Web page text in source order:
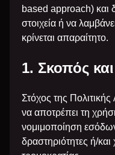
based approach) και
στοιχεία ή να
κρίνεται απαραίτητο.
1. Σκοπός
Στόχος της Πολιτικής
να αποτρέπει τη
νομιμοποίηση
δραστηριότητες ή/